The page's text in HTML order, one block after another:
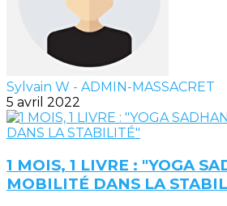
Sylvain W - ADMIN-MASSACRET
5 avril 2022
1 MOIS, 1 LIVRE : "YOGA
MOBILITÉ DANS LA